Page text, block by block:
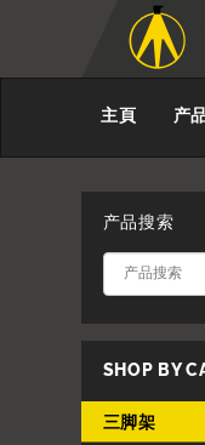
主頁 产
产品搜索
SHOP BY
三脚架